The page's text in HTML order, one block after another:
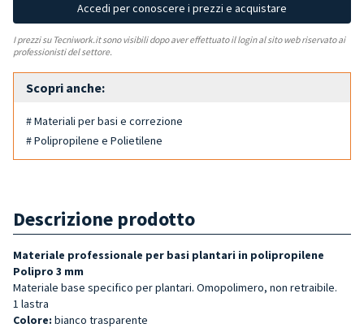
Accedi per conoscere i prezzi e acquistare
I prezzi su Tecniwork.it sono visibili dopo aver effettuato il login al sito web riservato ai
professionisti del settore.
Scopri anche:
# Materiali per basi e correzione
# Polipropilene e Polietilene
Descrizione prodotto
Materiale professionale per basi plantari in polipropilene
Polipro 3 mm
Materiale base specifico per plantari. Omopolimero, non retraibile.
1 lastra
Colore: bianco trasparente